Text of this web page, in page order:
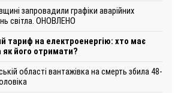
запровадили графіки аварійних
світла. ОНОВЛЕНО
тариф на електроенергію: хто має
як його отримати?
області вантажівка на смерть збила 48-